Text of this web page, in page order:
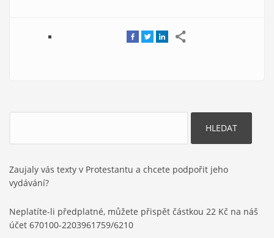
Zaujaly vás texty v Protestantu a chcete podpořit jeho
vydávání?
Neplatíte-li předplatné, můžete přispět částkou 22 Kč na náš
účet 670100-2203961759/6210